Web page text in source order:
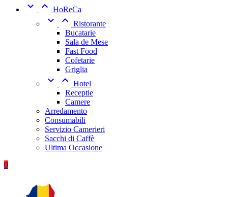
  HoReCa
  Ristorante
Bucatarie
Sala de Mese
Fast Food
Cofetarie
Griglia
  Hotel
Receptie
Camere
Arredamento
Consumabili
Servizio Camerieri
Sacchi di Caffè
Ultima Occasione
0